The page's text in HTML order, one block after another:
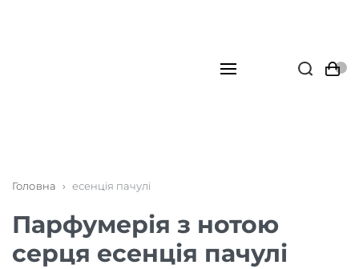
Головна › есенція пачулі
Парфумерія з нотою
серця есенція пачулі